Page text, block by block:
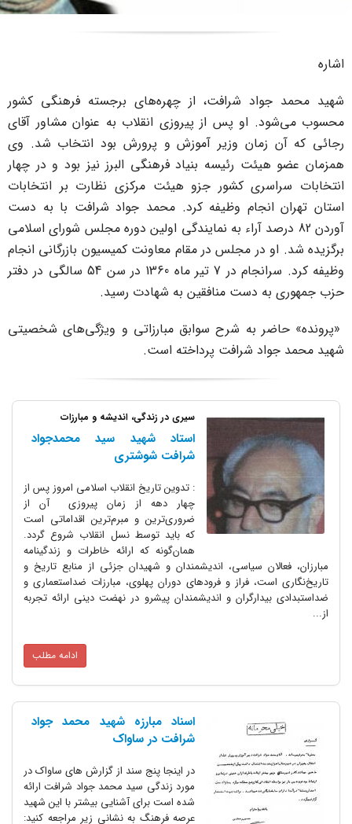
شرافت، از چهره‌های برجسته فرهنگی کشور
او پس از پیروزی انقلاب به عنوان مشاور آقای
وزیر آموزش و پرورش بود انتخاب شد. وی
رئیسه بنیاد فرهنگی البرز نیز بود و در چهار
کشور جزو هیئت مرکزی نظارت بر انتخابات
وظیفه کرد. محمد جواد شرافت با به دست
درصد آراء به نمایندگی اولین دوره مجلس شورای اسلامی
در مجلس در مقام معاونت کمیسیون بازرگانی انجام
وظیفه کرد. سرانجام در 7 تیر ماه 1360 در سن 54 سالگی در دفتر
دست منافقین به شهادت رسید.
به شرح سوابق مبارزاتی و ویژگی‌های شخصیتی
شرافت پرداخته است.
سیری در زندگی، اندیشه و مبارزات
استاد شهید سید محمدجواد
شرافت شوشتری
: تدوین تاریخ انقلاب اسلامی امروز پس از
چهار دهه از زمان پیروزی آن از
ضروری‌ترین و مبرم‌ترین اقداماتی است
که باید توسط نسل انقلاب شروع گردد.
همان‌گونه که ارائه خاطرات و زندگینامه
سیاسی، اندیشمندان و شهیدان جزئی از منابع تاریخ و
فراز و فرودهای دوران پهلوی، مبارزات ضداستعماری و
و اندیشمندان پیشرو در نهضت دینی ارائه تجربه
اسناد مبارزه شهید محمد جواد
شرافت در ساواک
در اینجا پنج سند از گزارش های ساواک در
مورد زندگی سید محمد جواد شرافت ارائه
شده است برای آشنایی بیشتر با این شهید
عرصه فرهنگ به نشانی زیر مراجعه کنید: